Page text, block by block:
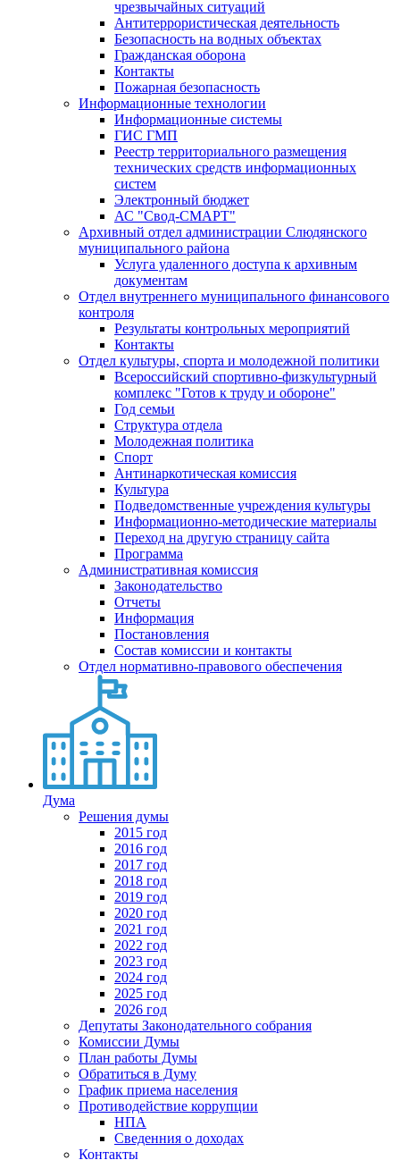
чрезвычайных ситуаций
Антитеррористическая деятельность
Безопасность на водных объектах
Гражданская оборона
Контакты
Пожарная безопасность
Информационные технологии
Информационные системы
ГИС ГМП
Реестр территориального размещения
технических средств информационных
систем
Электронный бюджет
АС "Свод-СМАРТ"
Архивный отдел администрации Слюдянского
муниципального района
Услуга удаленного доступа к архивным
документам
Отдел внутреннего муниципального финансового
контроля
Результаты контрольных мероприятий
Контакты
Отдел культуры, спорта и молодежной политики
Всероссийский спортивно-физкультурный
комплекс "Готов к труду и обороне"
Год семьи
Структура отдела
Молодежная политика
Спорт
Антинаркотическая комиссия
Культура
Подведомственные учреждения культуры
Информационно-методические материалы
Переход на другую страницу сайта
Программа
Административная комиссия
Законодательство
Отчеты
Информация
Постановления
Состав комиссии и контакты
Отдел нормативно-правового обеспечения
Дума
Решения думы
2015 год
2016 год
2017 год
2018 год
2019 год
2020 год
2021 год
2022 год
2023 год
2024 год
2025 год
2026 год
Депутаты Законодательного собрания
Комиссии Думы
План работы Думы
Обратиться в Думу
График приема населения
Противодействие коррупции
НПА
Сведенния о доходах
Контакты